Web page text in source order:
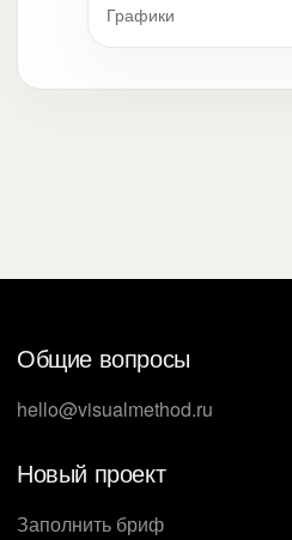
Графики
Общие вопросы
hello@visualmethod.ru
Новый проект
Заполнить бриф